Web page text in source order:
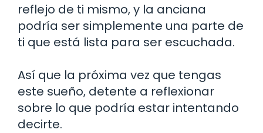
reflejo de ti mismo, y la anciana
podría ser simplemente una parte de
ti que está lista para ser escuchada.
Así que la próxima vez que tengas
este sueño, detente a reflexionar
sobre lo que podría estar intentando
decirte.